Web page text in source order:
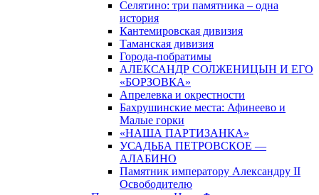
Селятино: три памятника – одна
история
Кантемировская дивизия
Таманская дивизия
Города-побратимы
АЛЕКСАНДР СОЛЖЕНИЦЫН И ЕГО
«БОРЗОВКА»
Апрелевка и окрестности
Бахрушинские места: Афинеево и
Малые горки
«НАША ПАРТИЗАНКА»
УСАДЬБА ПЕТРОВСКОЕ —
АЛАБИНО
Памятник императору Александру II
Освободителю